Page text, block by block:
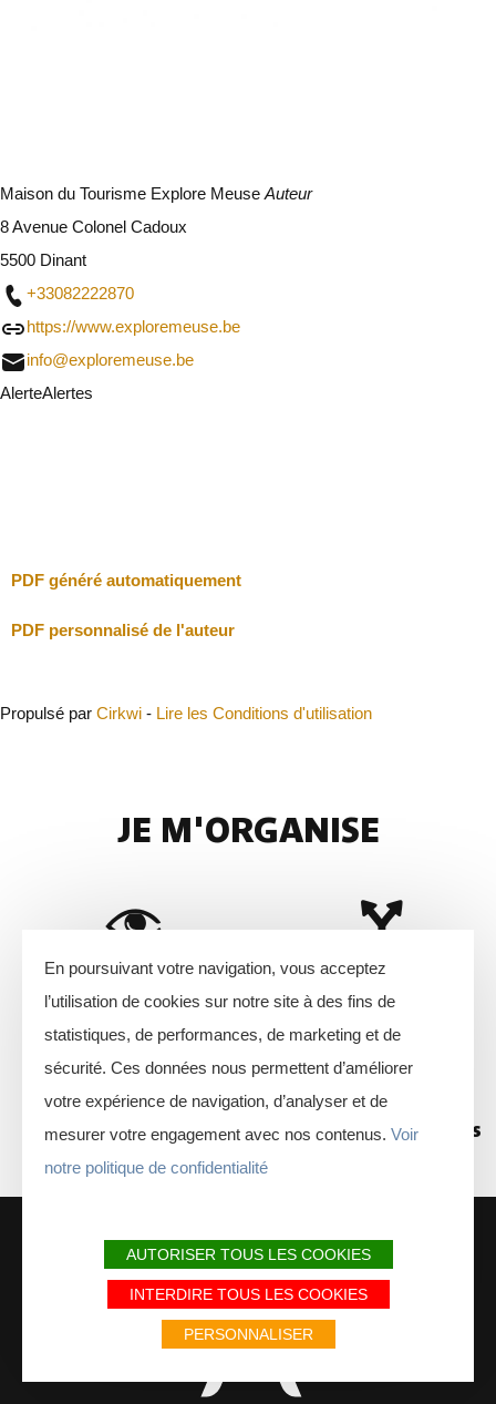
Maison du Tourisme Explore MeuseAuteur
8 Avenue Colonel Cadoux
5500 Dinant
+33082222870
https://www.exploremeuse.be
info@exploremeuse.be
AlerteAlertes
PDF généré automatiquement
PDF personnalisé de l'auteur
Propulsé par Cirkwi - Lire les Conditions d'utilisation
JE M'ORGANISE
Agenda FAQ Météo & saisons
En poursuivant votre navigation, vous acceptez
l’utilisation de cookies sur notre site à des fins de
statistiques, de performances, de marketing et de
sécurité. Ces données nous permettent d’améliorer
votre expérience de navigation, d’analyser et de
mesurer votre engagement avec nos contenus. Voir
notre politique de confidentialité
AUTORISER TOUS LES COOKIES
INTERDIRE TOUS LES COOKIES
PERSONNALISER